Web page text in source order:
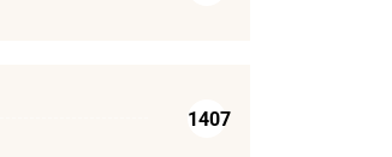
1407